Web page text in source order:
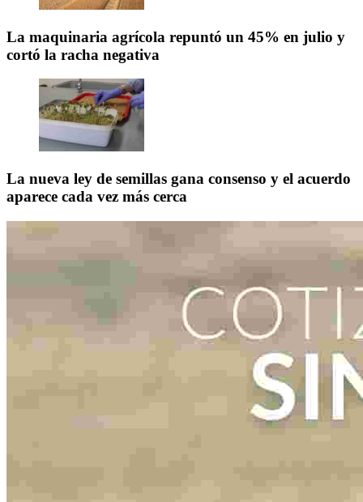
La maquinaria agrícola repuntó un 45% en julio y
cortó la racha negativa
La nueva ley de semillas gana consenso y el acuerdo
aparece cada vez más cerca